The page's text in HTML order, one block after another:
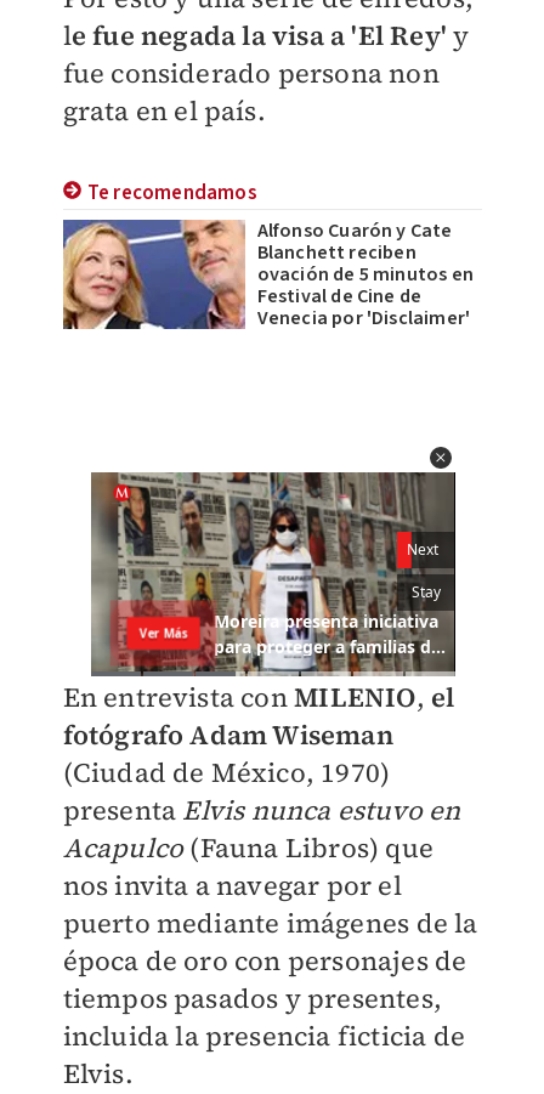
le fue negada la visa a 'El Rey' y
fue considerado persona non
grata en el país.
Te recomendamos
Alfonso Cuarón y Cate
Blanchett reciben
ovación de 5 minutos en
Festival de Cine de
Venecia por 'Disclaimer'
En entrevista conMILENIO, el
fotógrafo Adam Wiseman
(Ciudad de México, 1970)
presenta Elvis nunca estuvo en
Acapulco(Fauna Libros) que
nos invita a navegar por el
puerto mediante imágenes de la
época de oro con personajes de
tiempos pasados y presentes,
incluida la presencia ficticia de
Elvis.